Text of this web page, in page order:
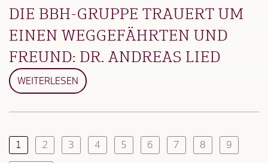
DIE BBH-GRUPPE TRAUERT UM
EINEN WEGGEFÄHRTEN UND
FREUND: DR. ANDREAS LIED
WEITERLESEN
1 2 3 4 5 6 7 8 9